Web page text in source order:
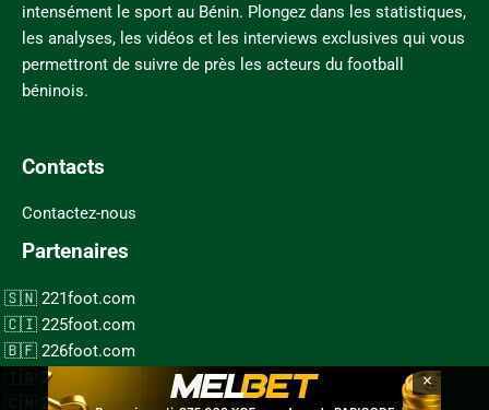
intensément le sport au Bénin. Plongez dans les statistiques,
les analyses, les vidéos et les interviews exclusives qui vous
permettront de suivre de près les acteurs du football
béninois.
Contacts
Contactez-nous
Partenaires
221foot.com
225foot.com
226foot.com
228foot.com
237foot.com
×